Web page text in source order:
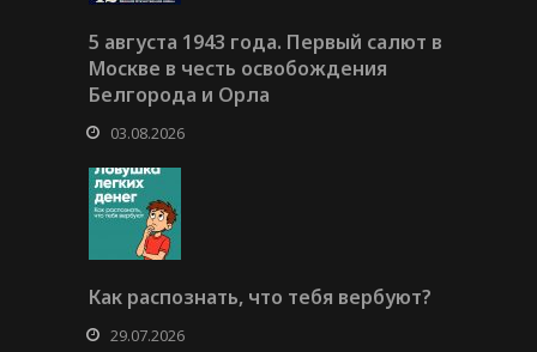
5 августа 1943 года. Первый салют в
Москве в честь освобождения
Белгорода и Орла
03.08.2026
Как распознать, что тебя вербуют?
29.07.2026